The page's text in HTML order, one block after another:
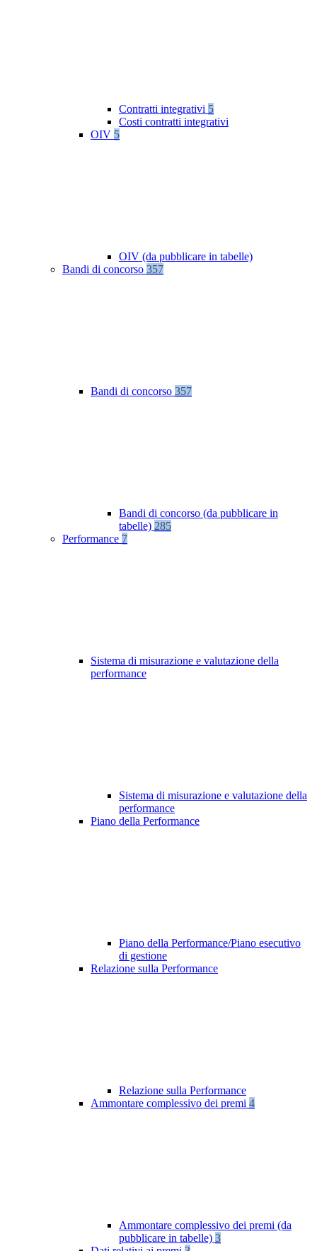
Contratti integrativi 5
Costi contratti integrativi
OIV 5
OIV (da pubblicare in tabelle)
Bandi di concorso 357
Bandi di concorso 357
Bandi di concorso (da pubblicare in
tabelle) 285
Performance 7
Sistema di misurazione e valutazione della
performance
Sistema di misurazione e valutazione della
performance
Piano della Performance
Piano della Performance/Piano esecutivo
di gestione
Relazione sulla Performance
Relazione sulla Performance
Ammontare complessivo dei premi 4
Ammontare complessivo dei premi (da
pubblicare in tabelle) 3